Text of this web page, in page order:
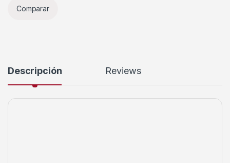
Comparar
Descripción Reviews